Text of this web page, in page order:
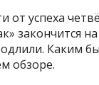
от успеха
закончится
Каким
обзоре.